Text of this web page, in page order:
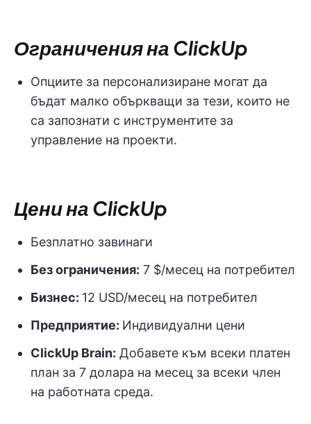
Ограничения на ClickUp
Опциите за персонализиране могат да
бъдат малко объркващи за тези, които не
са запознати с инструментите за
управление на проекти.
Цени на ClickUp
Безплатно завинаги
Без ограничения: 7 $/месец на потребител
Бизнес: 12 USD/месец на потребител
Предприятие: Индивидуални цени
ClickUp Brain: Добавете към всеки платен
план за 7 долара на месец за всеки член
на работната среда.